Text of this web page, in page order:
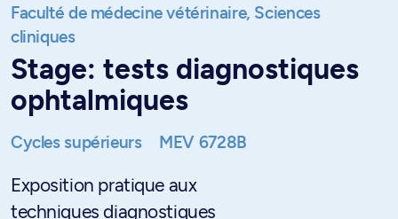
Faculté de médecine vétérinaire, Sciences
cliniques
Stage: tests diagnostiques
ophtalmiques
Cycles supérieurs MEV 6728B
Exposition pratique aux
techniques diagnostiques